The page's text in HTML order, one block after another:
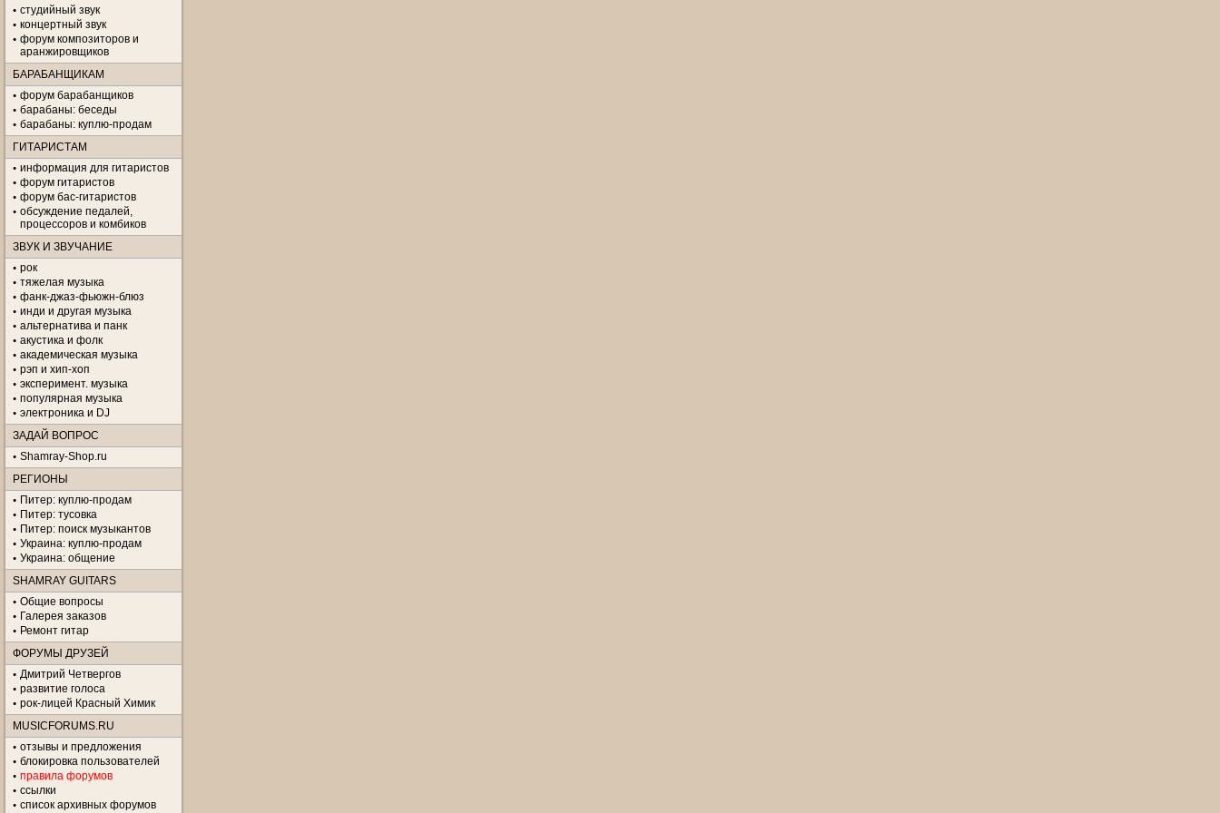
студийный звук
концертный звук
форум композиторов и
аранжировщиков
БАРАБАНЩИКАМ
форум барабанщиков
барабаны: беседы
барабаны: куплю-продам
ГИТАРИСТАМ
информация для гитаристов
форум гитаристов
форум бас-гитаристов
обсуждение педалей,
процессоров и комбиков
ЗВУК И ЗВУЧАНИЕ
рок
тяжелая музыка
фанк-джаз-фьюжн-блюз
инди и другая музыка
альтернатива и панк
акустика и фолк
академическая музыка
рэп и хип-хоп
эксперимент. музыка
популярная музыка
электроника и DJ
ЗАДАЙ ВОПРОС
Shamray-Shop.ru
РЕГИОНЫ
Питер: куплю-продам
Питер: тусовка
Питер: поиск музыкантов
Украина: куплю-продам
Украина: общение
SHAMRAY GUITARS
Общие вопросы
Галерея заказов
Ремонт гитар
ФОРУМЫ ДРУЗЕЙ
Дмитрий Четвергов
развитие голоса
рок-лицей Красный Химик
MUSICFORUMS.RU
отзывы и предложения
блокировка пользователей
правила форумов
ссылки
список архивных форумов